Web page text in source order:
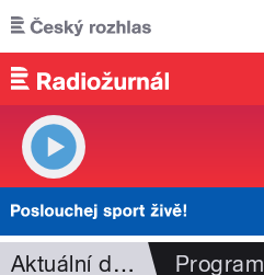
Přejít k hlavnímu obsahu
Aktuální dění Program